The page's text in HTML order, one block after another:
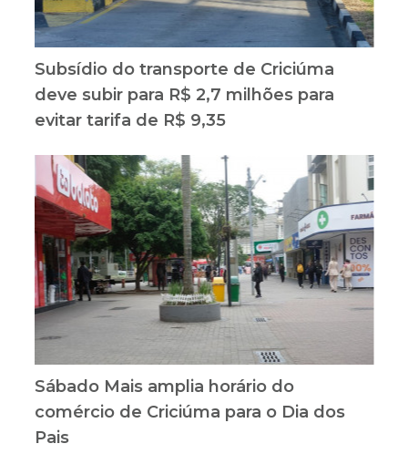
Subsídio do transporte de Criciúma
deve subir para R$ 2,7 milhões para
evitar tarifa de R$ 9,35
Sábado Mais amplia horário do
comércio de Criciúma para o Dia dos
Pais